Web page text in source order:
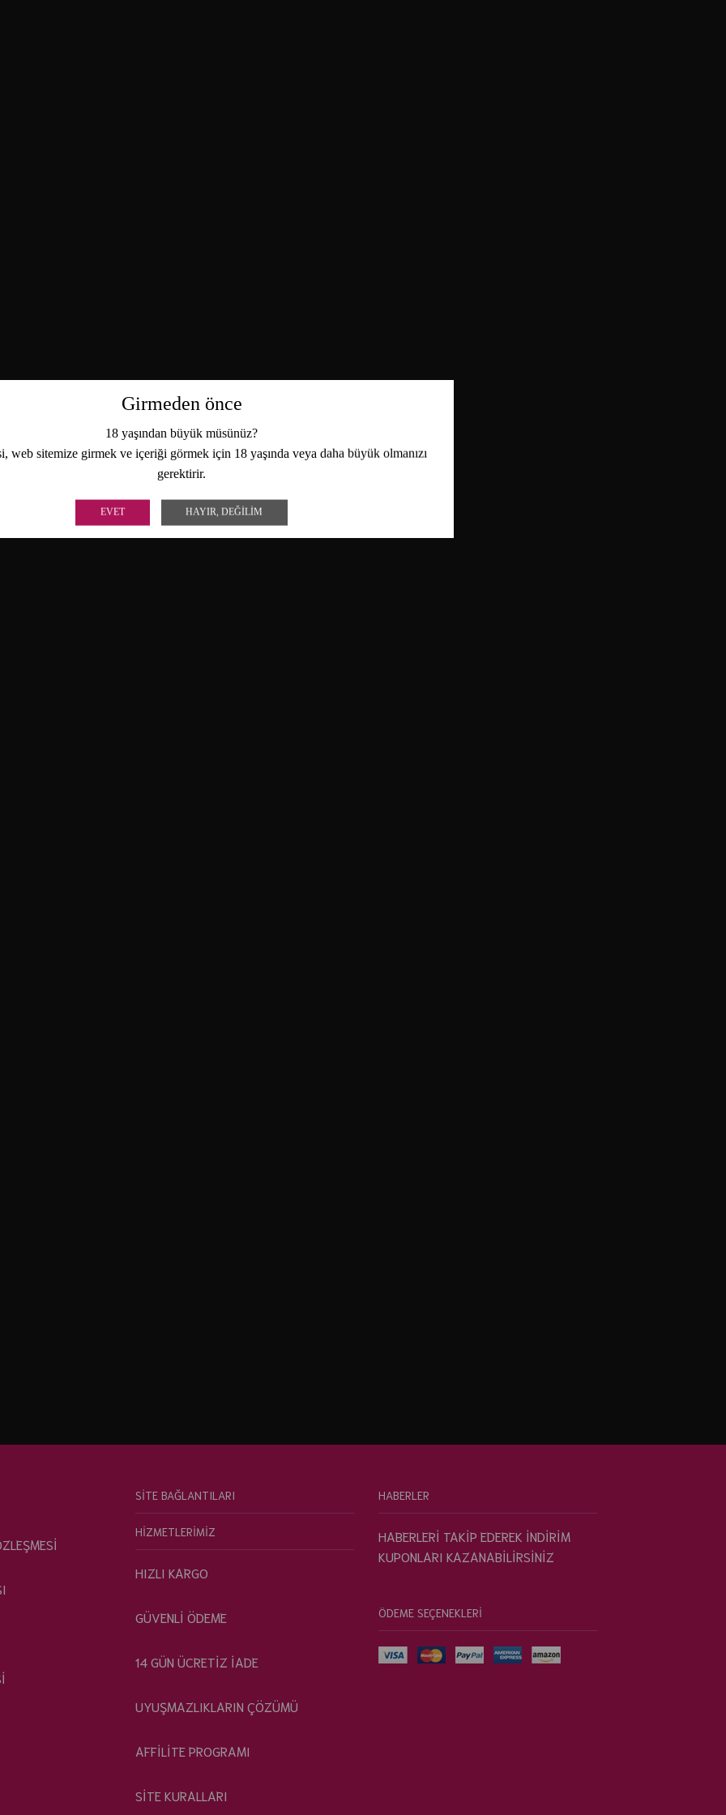
Girmeden önce
18 yaşından büyük müsünüz?
web sitemize girmek ve içeriği görmek için 18 yaşında veya daha büyük olmanızı
gerektirir.
EVET HAYIR, DEĞILIM
SİTE BAĞLANTILARI
HİZMETLERİMİZ
HIZLI KARGO
GÜVENLİ ÖDEME
14 GÜN ÜCRETİZ İADE
UYUŞMAZLIKLARIN ÇÖZÜMÜ
AFFİLİTE PROGRAMI
SİTE KURALLARI
HABERLER
HABERLERİ TAKİP EDEREK İNDİRİM
KUPONLARI KAZANABİLİRSİNİZ
ÖDEME SEÇENEKLERİ